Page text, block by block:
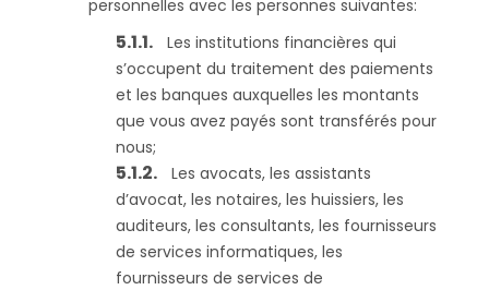
personnelles avec les personnes suivantes:
Les institutions financières qui
s’occupent du traitement des paiements
et les banques auxquelles les montants
que vous avez payés sont transférés pour
nous;
Les avocats, les assistants
d’avocat, les notaires, les huissiers, les
auditeurs, les consultants, les fournisseurs
de services informatiques, les
fournisseurs de services de